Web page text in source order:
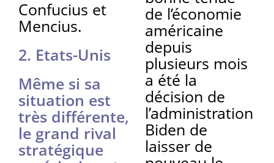
Confucius et
Mencius.
2. Etats-Unis
Même si sa
situation est
très différente,
le grand rival
stratégique
de l’économie
américaine
depuis
plusieurs mois
a été la
décision de
l’administration
Biden de
laisser de